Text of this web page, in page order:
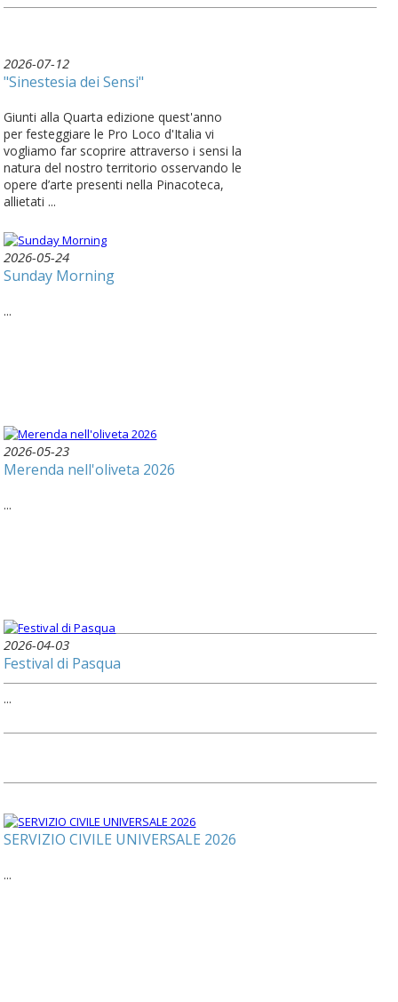
2026-07-12
"Sinestesia dei Sensi"
Giunti alla Quarta edizione quest'anno
per festeggiare le Pro Loco d'Italia vi
vogliamo far scoprire attraverso i sensi la
natura del nostro territorio osservando le
opere d’arte presenti nella Pinacoteca,
allietati ...
2026-05-24
Sunday Morning
...
2026-05-23
Merenda nell'oliveta 2026
...
2026-04-03
Festival di Pasqua
...
SERVIZIO CIVILE UNIVERSALE 2026
...